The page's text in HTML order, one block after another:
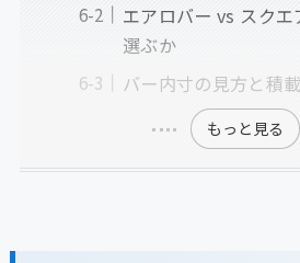
エアロバー vs スク
選ぶか
バー内寸の見方と積
もっと見る